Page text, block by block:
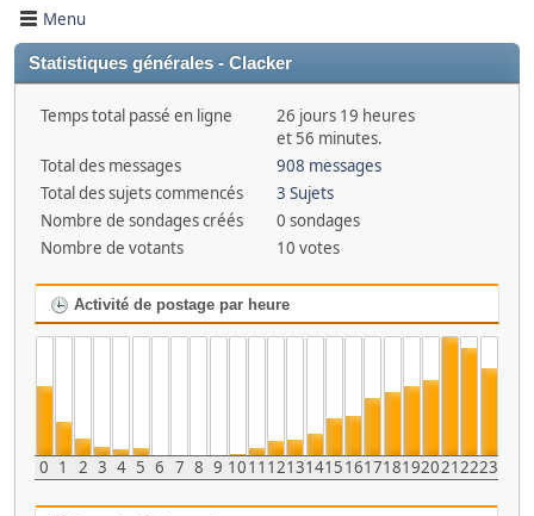
Menu
Statistiques générales - Clacker
Temps total passé en ligne
26 jours 19 heures
et 56 minutes.
Total des messages
908 messages
Total des sujets commencés
3 Sujets
Nombre de sondages créés
0 sondages
Nombre de votants
10 votes
Activité de postage par heure
0 1 2 3 4 5 6 7 8 9 1011 121314151617181920212223